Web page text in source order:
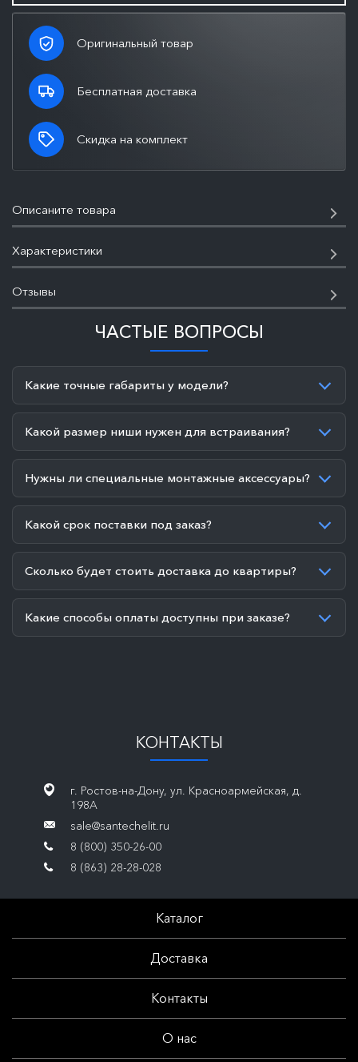
Оригинальный товар
Бесплатная доставка
Скидка на комплект
Описаните товара
Характеристики
Отзывы
ЧАСТЫЕ ВОПРОСЫ
Какие точные габариты у модели?
Какой размер ниши нужен для встраивания?
Нужны ли специальные монтажные аксессуары?
Какой срок поставки под заказ?
Сколько будет стоить доставка до квартиры?
Какие способы оплаты доступны при заказе?
КОНТАКТЫ
г. Ростов-на-Дону, ул. Красноармейская, д.
198А
sale@santechelit.ru
8 (800) 350-26-00
8 (863) 28-28-028
Каталог
Доставка
Контакты
О нас